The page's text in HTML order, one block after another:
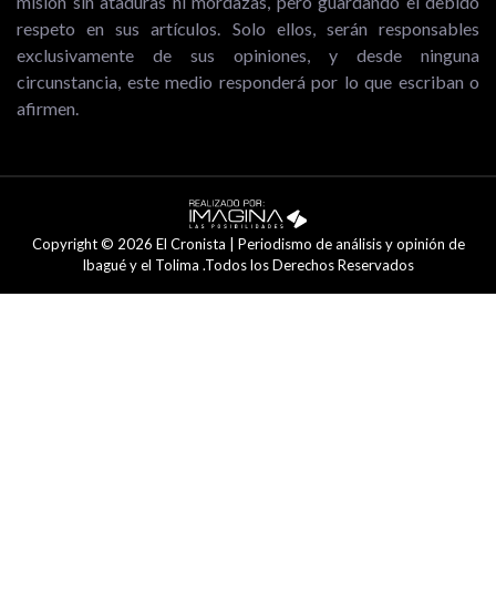
respeto en sus artículos. Solo ellos, serán responsables
exclusivamente de sus opiniones, y desde ninguna
circunstancia, este medio responderá por lo que escriban o
afirmen.
Copyright © 2026 El Cronista | Periodismo de análisis y opinión de
Ibagué y el Tolima .Todos los Derechos Reservados